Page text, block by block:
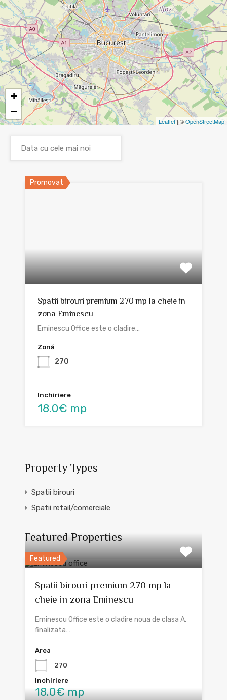
+
−
Leaflet | ©OpenStreetMap
Promovat
Spatii birouri premium 270 mp la cheie in
zona Eminescu
Eminescu Office este o cladire…
Zonă
270
Inchiriere
18.0€ mp
Property Types
Spatii birouri
Spatii retail/comerciale
Featured Properties
Featured
Spatii birouri premium 270 mp la
cheie in zona Eminescu
Eminescu Office este o cladire noua de clasa A,
finalizata…
Area
270
Inchiriere
18.0€ mp